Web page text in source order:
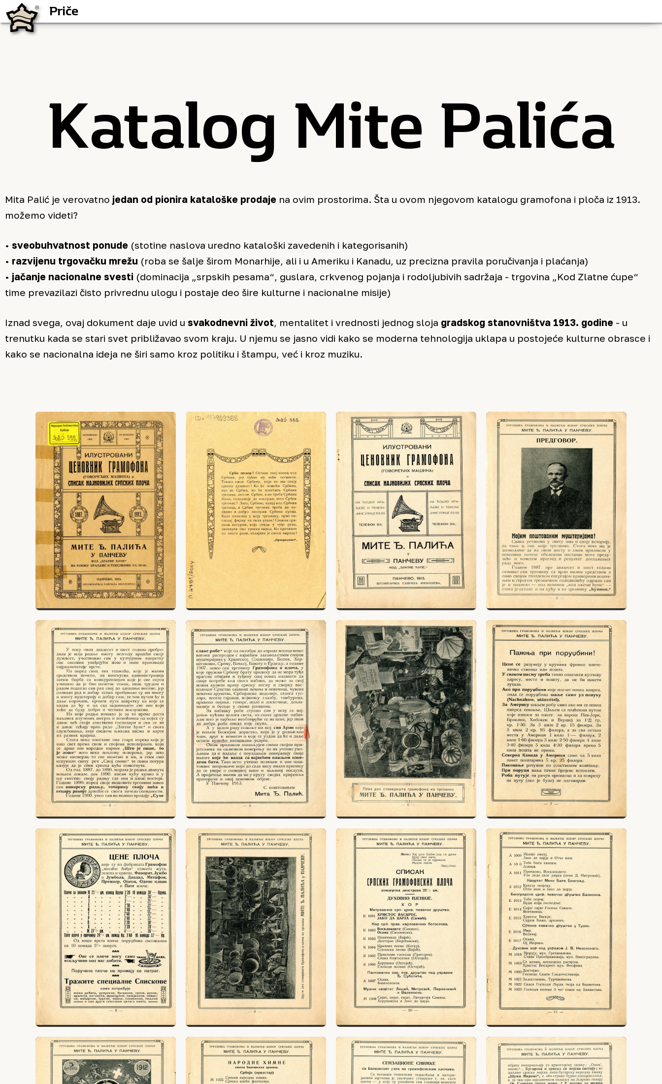
Priče
Pančevo
Priče
Katalog Mite Palića
Mita Palić je verovatno jedan od pionira kataloške prodaje na ovim prostorima. Šta u ovom njegovom katalogu gramofona i ploča iz 1913.
možemo videti?
• sveobuhvatnost ponude (stotine naslova uredno kataloški zavedenih i kategorisanih)
• razvijenu trgovačku mrežu (roba se šalje širom Monarhije, ali i u Ameriku i Kanadu, uz precizna pravila poručivanja i plaćanja)
• jačanje nacionalne svesti (dominacija „srpskih pesama“, guslara, crkvenog pojanja i rodoljubivih sadržaja - trgovina „Kod Zlatne ćupe“
time prevazilazi čisto privrednu ulogu i postaje deo šire kulturne i nacionalne misije)
Iznad svega, ovaj dokument daje uvid u svakodnevni život, mentalitet i vrednosti jednog sloja gradskog stanovništva 1913. godine - u
trenutku kada se stari svet približavao svom kraju. U njemu se jasno vidi kako se moderna tehnologija uklapa u postojeće kulturne obrasce i
kako se nacionalna ideja ne širi samo kroz politiku i štampu, već i kroz muziku.